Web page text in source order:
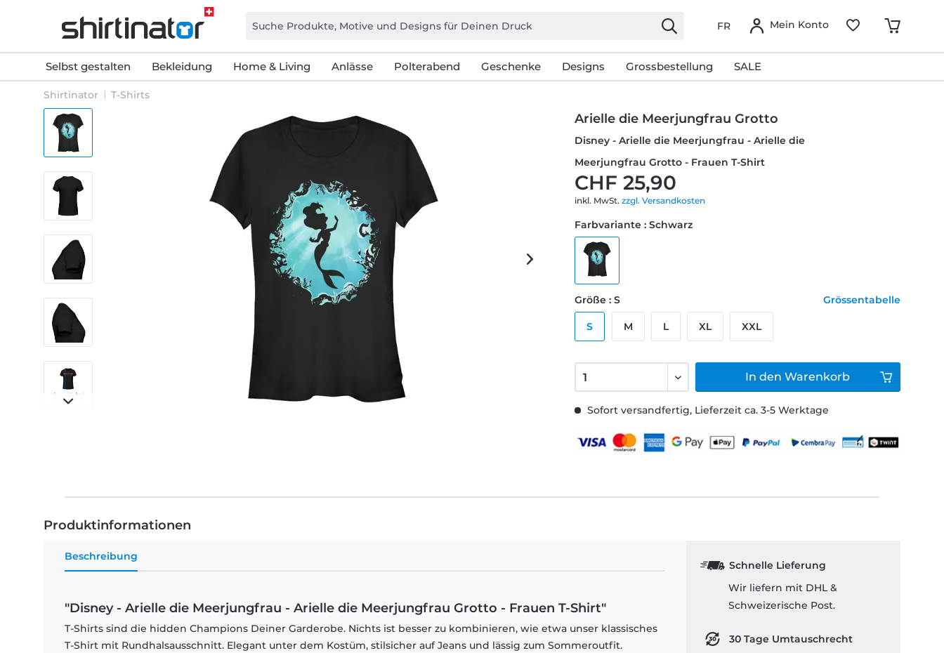
FR Mein Konto
Selbst gestalten Bekleidung Home & Living Anlässe Polterabend Geschenke Designs Grossbestellung SALE
Shirtinator T-Shirts
Arielle die Meerjungfrau Grotto
Disney - Arielle die Meerjungfrau - Arielle die
Meerjungfrau Grotto - Frauen T-Shirt
CHF 25,90
inkl. MwSt.zzgl. Versandkosten
Sofort versandfertig, Lieferzeit ca. 3-5 Werktage
Farbvariante : Schwarz
Größe : S Grössentabelle
S M L XL XXL
In den Warenkorb
Produktinformationen
Beschreibung
"Disney - Arielle die Meerjungfrau - Arielle die Meerjungfrau Grotto - Frauen T-Shirt"
T-Shirts sind die hidden Champions Deiner Garderobe. Nichts ist besser zu kombinieren, wie etwa unser klassisches
T-Shirt mit Rundhalsausschnitt. Elegant unter dem Kostüm, stilsicher auf Jeans und lässig zum Sommeroutfit.
Schnelle Lieferung
Wir liefern mit DHL &
Schweizerische Post.
30 Tage Umtauschrecht